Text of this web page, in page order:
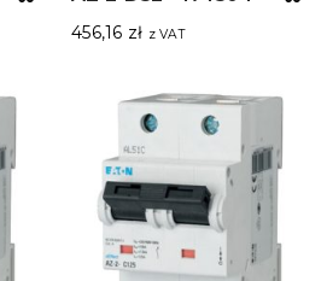
456,16 zł z VAT